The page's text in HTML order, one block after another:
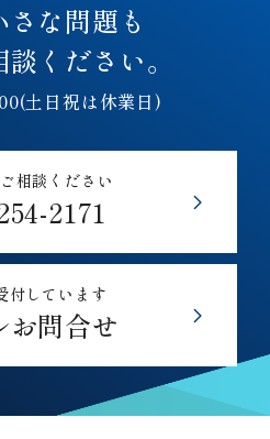
さな問題も
ください。
土日祝は休業日)
相談ください
2171
付しています
お問合せ